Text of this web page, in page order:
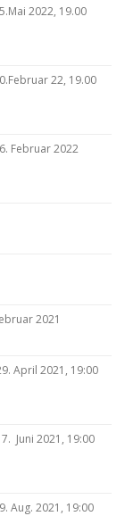
2022, 19.00
22, 19.00
Februar 2022
2021
April 2021, 19:00
Juni 2021, 19:00
Aug. 2021, 19:00